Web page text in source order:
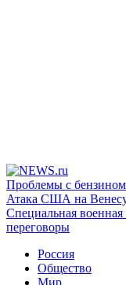
Проблемы с
Атака США на
Специальная
переговоры
Россия
Общество
Мир